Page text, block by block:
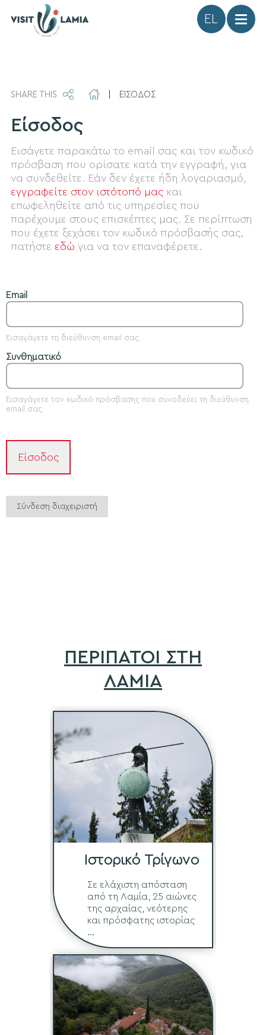
Γλώσσα
SHARE THIS ΕΙΣΟΔΟΣ
Είσοδος
Εισάγετε παρακάτω το email σας και τον κωδικό
πρόσβαση που ορίσατε κατά την εγγραφή, για
να συνδεθείτε. Εάν δεν έχετε ήδη λογαριασμό,
εγγραφείτε στον ιστότοπό μαςκαι
επωφεληθείτε από τις υπηρεσίες που
παρέχουμε στους επισκέπτες μας. Σε περίπτωση
που έχετε ξεχάσει τον κωδικό πρόσβασής σας,
πατήστε εδώ για να τον επαναφέρετε.
Email
Εισαγάγετε τη διεύθυνση email σας.
Συνθηματικό
Εισαγάγετε τον κωδικό πρόσβασης που συνοδεύει τη διεύθυνση
email σας.
ΠΕΡΙΠΑΤΟΙ ΣΤΗ
ΛΑΜΙΑ
Ιστορικό Τρίγωνο
Σε ελάχιστη απόσταση
από τη Λαμία, 25 αιώνες
της αρχαίας, νεότερης
και πρόσφατης ιστορίας
...